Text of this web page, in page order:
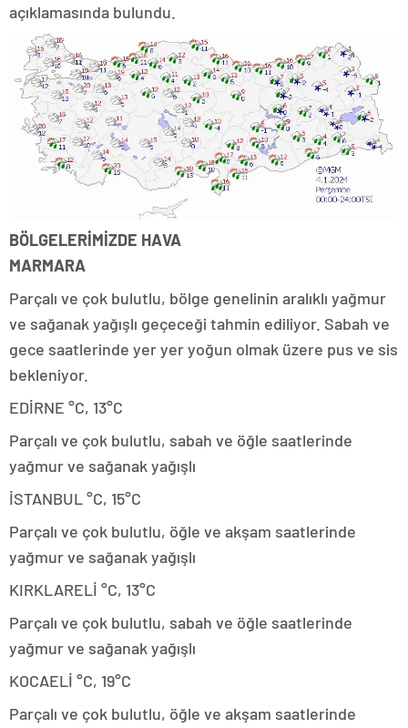
açıklamasında bulundu.
BÖLGELERİMİZDE HAVA
MARMARA
Parçalı ve çok bulutlu, bölge genelinin aralıklı yağmur
ve sağanak yağışlı geçeceği tahmin ediliyor. Sabah ve
gece saatlerinde yer yer yoğun olmak üzere pus ve sis
bekleniyor.
EDİRNE °C, 13°C
Parçalı ve çok bulutlu, sabah ve öğle saatlerinde
yağmur ve sağanak yağışlı
İSTANBUL °C, 15°C
Parçalı ve çok bulutlu, öğle ve akşam saatlerinde
yağmur ve sağanak yağışlı
KIRKLARELİ °C, 13°C
Parçalı ve çok bulutlu, sabah ve öğle saatlerinde
yağmur ve sağanak yağışlı
KOCAELİ °C, 19°C
Parçalı ve çok bulutlu, öğle ve akşam saatlerinde